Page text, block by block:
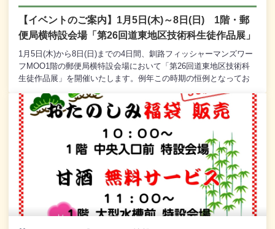
］ 甘酒無料配布 2月5日(日) 11：00～ MOO前 エ
プロン広場 特設会場 主催：MOOウォーターフロント会
※ 先着６００名様限定とさせていただきます。◎ 針布るの会
「手作りショップ」 2月11日(土)～2月12日(日) 10：00～
17：00 1階 郵便局横 特設会場 主催：針布るの会◎ 第
14回 手しごと市場 2月11日(土)～2月12日(日) 10：00～
16：00 1階 郵便局横 特設会場 主催：謝謝studio、
atelier chico、koyagi【毎月６の付く日は、MOO感謝デー スキッ
プカード6倍ポイントセール】
【イベントのご案内】1月5日(木)～8日(日) 1階・郵
便局横特設会場「第26回道東地区技術科生徒作品展」
1月5日(木)から8日(日)までの4日間、釧路フィッシャーマンズワー
フMOO1階の郵便局横特設会場において「第26回道東地区技術科
生徒作品展」を開催いたします。例年この時期の恒例となってお
ではMOO2階・観光交流コーナーにて開催しておりましたが、よ
り多くのお客様にご覧いただけるよう、今回はMOO1階の郵便局
横特設会場において開催することになりました。今回も釧路、根
室、十勝、オホーツク管内の中学生が技術科の授業で製作した、
木工や彫金など、約200点の作品を展示いたしております。観覧は
無料でございますので、どうぞ皆様、お誘いあわせのうえ、お越
しくださいませ。